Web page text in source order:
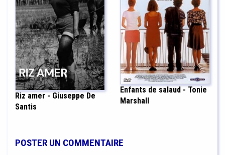
Riz amer - Giuseppe De
Santis
Enfants de salaud - Tonie
Marshall
POSTER UN COMMENTAIRE